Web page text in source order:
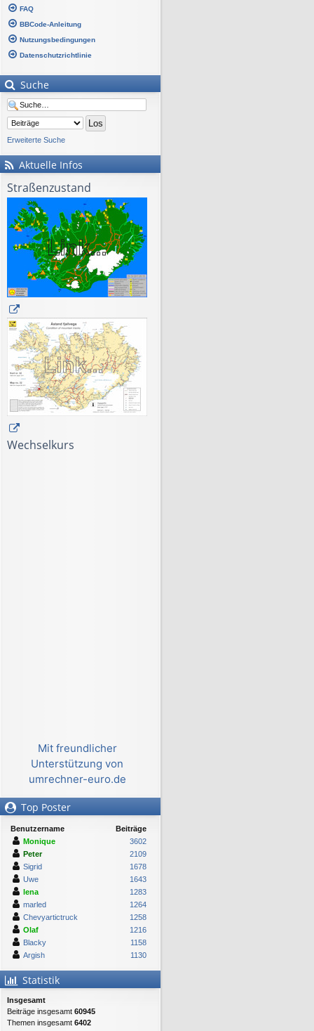
FAQ
BBCode-Anleitung
Nutzungsbedingungen
Datenschutzrichtlinie
Suche
Erweiterte Suche
Aktuelle Infos
Straßenzustand
Wechselkurs
Mit freundlicher
Unterstützung von
umrechner-euro.de
Top Poster
Benutzername
Beiträge
Monique
3602
Peter
2109
Sigrid
1678
Uwe
1643
lena
1283
marled
1264
Chevyartictruck
1258
Olaf
1216
Blacky
1158
Argish
1130
Statistik
Insgesamt
Beiträge insgesamt 60945
Themen insgesamt 6402